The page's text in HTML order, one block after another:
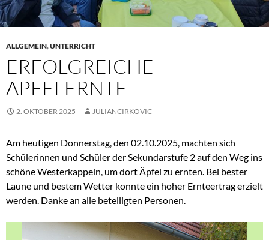
ALLGEMEIN,UNTERRICHT
ERFOLGREICHE
APFELERNTE
2. OKTOBER 2025 JULIANCIRKOVIC
Am heutigen Donnerstag, den 02.10.2025, machten sich
Schülerinnen und Schüler der Sekundarstufe 2 auf den Weg ins
schöne Westerkappeln, um dort Äpfel zu ernten. Bei bester
Laune und bestem Wetter konnte ein hoher Ernteertrag erzielt
werden. Danke an alle beteiligten Personen.